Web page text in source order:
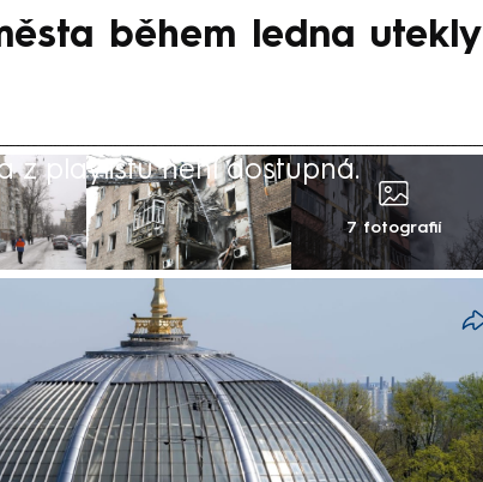
během ledna utekly
z playlistu není dostupná.
7 fotografií
je v důsledku nočních ruských útoků bez
Podle agentury AFP to oznámil
Stefančuk. Starosta Kyjeva Vitalij Kličko